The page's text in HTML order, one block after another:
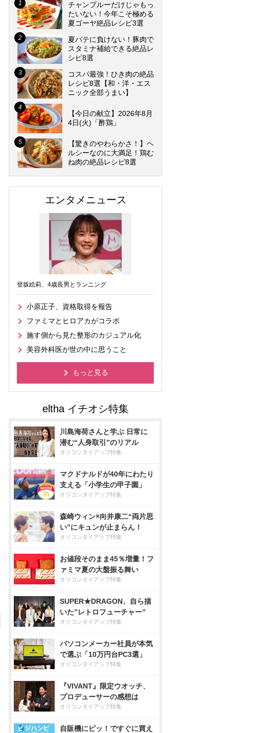
チャンプルーだけじゃもっ
たいない！今年こそ極める
夏ゴーヤ絶品レシピ3選
夏バテに負けない！豚肉で
スタミナ補給できる絶品レ
シピ8選
コスパ最強！ひき肉の絶品
レシピ8選【和・洋・エス
ニック全部うまい】
【今日の献立】2026年8月
4日(火)「酢鶏」
【驚きのやわらかさ！】ヘ
ルシーなのに大満足！鶏む
ね肉の絶品レシピ8選
エンタメニュース
登坂絵莉、4歳長男とランニング
小原正子、資格取得を報告
ファミマとヒロアカがコラボ
施す側から見た整形のカジュアル化
美容外科医が世の中に思うこと
もっと見る
川島海荷さんと学ぶ 日常に
潜む“人身取引”のリアル
オリコンタイアップ特集
マクドナルドが40年にわたり
支える「小学生の甲子園」
オリコンタイアップ特集
森崎ウィン×向井康二“両片思
い”にキュンが止まらん！
オリコンタイアップ特集
お値段そのまま45％増量！フ
ァミマ夏の大盤振る舞い
オリコンタイアップ特集
SUPER★DRAGON、自ら描
いた”レトロフューチャー”
オリコンタイアップ特集
パソコンメーカー社員が本気
で選ぶ「10万円台PC3選」
オリコンタイアップ特集
『VIVANT』限定ウオッチ、
プロデューサーの感想は
オリコンタイアップ特集
自販機にピッ！ですぐに買え